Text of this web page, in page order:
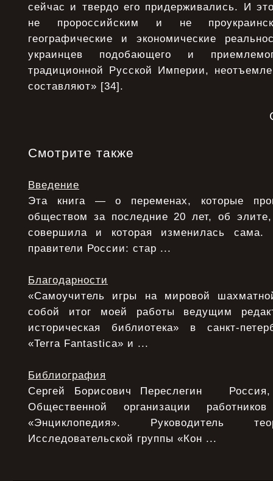
сейчас и твердо его придерживались. И
не пророссийским и не
географические и экономические
украинцев подобающего и
традиционной Русской Империи,
составляют» [34].
Смотрите также
Введение
Эта книга — о переменах, которые
обществом за последние 20 лет, об
совершила и которая изменилась
правители России: стар ...
Благодарности
«Самоучитель игры на мировой
собой итог моей работы ведущим
историческая библиотека» в санкт-
«Terra Fantastica» и ...
Библиография
Сергей Борисович Переслегин Россия,
Общественной организации
«Энциклопедия». Руководитель
Исследовательской группы «Кон ...